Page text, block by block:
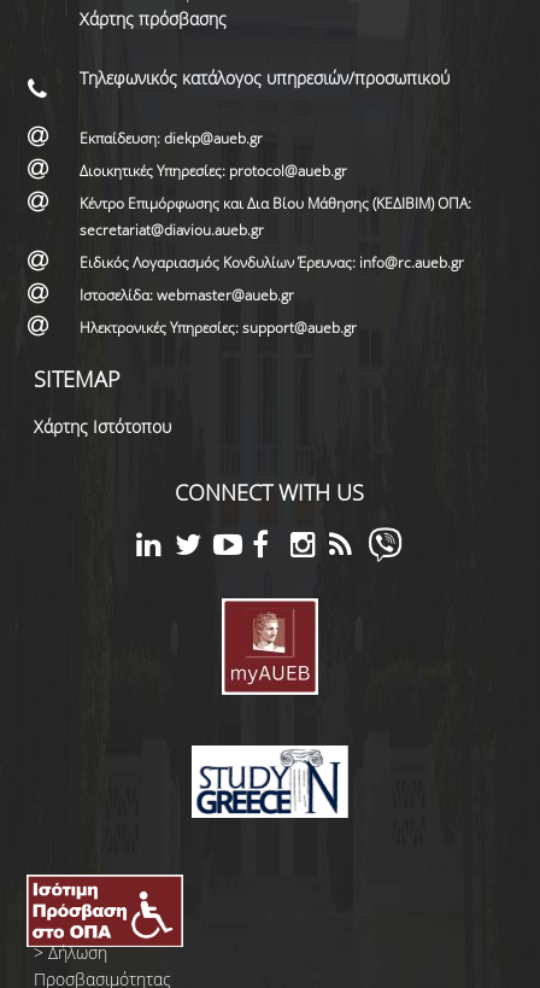
Χάρτης πρόσβασης
Τηλεφωνικός κατάλογος υπηρεσιών/προσωπικού
Εκπαίδευση: diekp@aueb.gr
Διοικητικές Υπηρεσίες: protocol@aueb.gr
Κέντρο Επιμόρφωσης και Δια Βίου Μάθησης (ΚΕΔΙΒΙΜ) ΟΠΑ:
secretariat@diaviou.aueb.gr
Ειδικός Λογαριασμός Κονδυλίων Έρευνας: info@rc.aueb.gr
Ιστοσελίδα: webmaster@aueb.gr
Ηλεκτρονικές Υπηρεσίες: support@aueb.gr
SITEMAP
Χάρτης Ιστότοπου
CONNECT WITH US
>Δήλωση
Προσβασιμότητας